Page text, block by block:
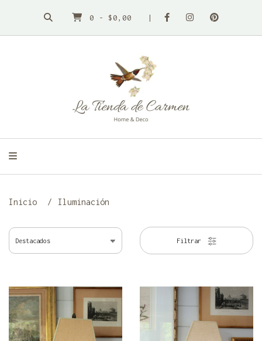
0 - $0,00
Inicio Iluminación
Filtrar